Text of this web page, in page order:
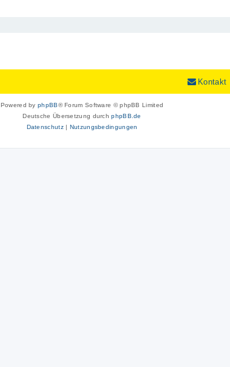
Kontakt
Powered byphpBB® Forum Software © phpBB Limited
Deutsche Übersetzung durchphpBB.de
Datenschutz| Nutzungsbedingungen